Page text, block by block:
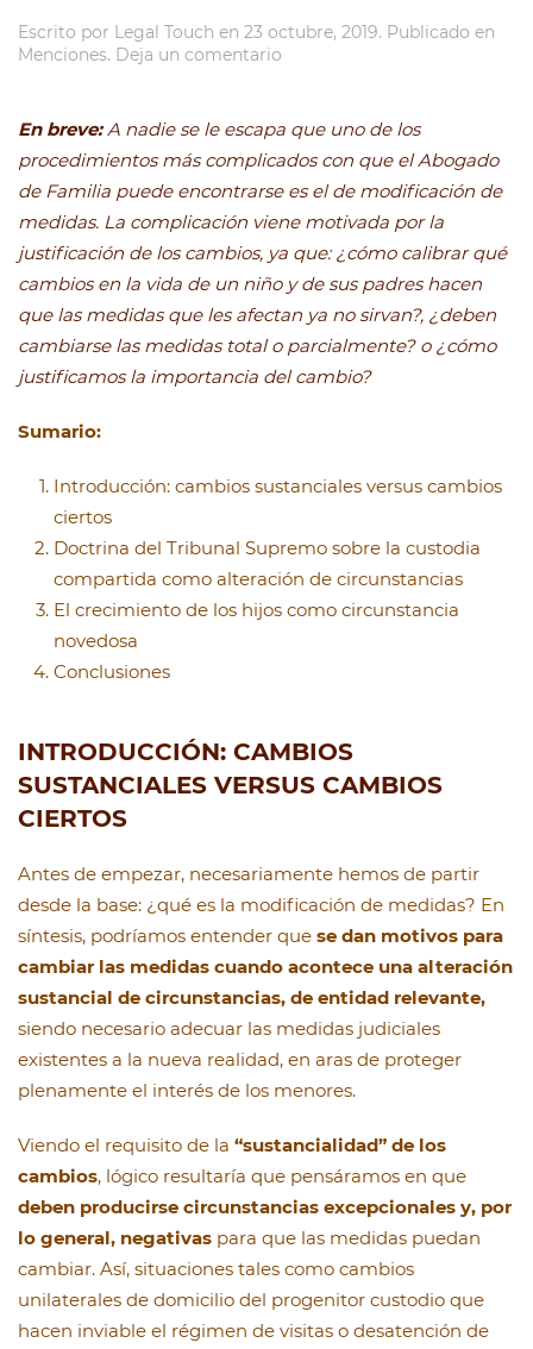
Escrito por Legal Touch en 23 octubre, 2019. Publicado en
Menciones. Deja un comentario
En breve:A nadie se le escapa que uno de los
procedimientos más complicados con que el Abogado
de Familia puede encontrarse es el de modificación de
medidas. La complicación viene motivada por la
justificación de los cambios, ya que: ¿cómo calibrar qué
cambios en la vida de un niño y de sus padres hacen
que las medidas que les afectan ya no sirvan?, ¿deben
cambiarse las medidas total o parcialmente? o ¿cómo
justificamos la importancia del cambio?
Sumario:
Introducción: cambios sustanciales versus cambios
ciertos
Doctrina del Tribunal Supremo sobre la custodia
compartida como alteración de circunstancias
El crecimiento de los hijos como circunstancia
novedosa
Conclusiones
INTRODUCCIÓN: CAMBIOS
SUSTANCIALES VERSUS CAMBIOS
CIERTOS
Antes de empezar, necesariamente hemos de partir
desde la base: ¿qué es la modificación de medidas? En
síntesis, podríamos entender que se dan motivos para
cambiar las medidas cuando acontece una alteración
sustancial de circunstancias, de entidad relevante,
siendo necesario adecuar las medidas judiciales
existentes a la nueva realidad, en aras de proteger
plenamente el interés de los menores.
Viendo el requisito de la “sustancialidad” de los
cambios, lógico resultaría que pensáramos en que
deben producirse circunstancias excepcionales y, por
lo general, negativas para que las medidas puedan
cambiar. Así, situaciones tales como cambios
unilaterales de domicilio del progenitor custodio que
hacen inviable el régimen de visitas o desatención de